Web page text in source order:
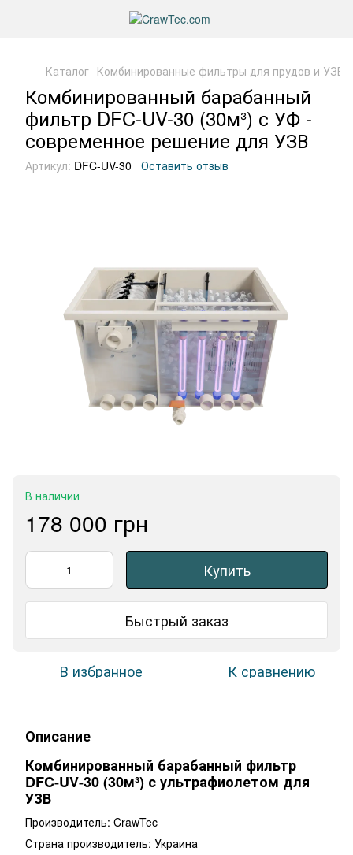
Каталог Комбинированные фильтры для прудов и УЗВ
Комбинированный барабанный
фильтр DFC-UV-30 (30м³) с УФ -
современное решение для УЗВ
Артикул: DFC-UV-30 Оставить отзыв
В наличии
178 000 грн
Купить
Быстрый заказ
В избранное К сравнению
Описание
Комбинированный барабанный фильтр
DFC-UV-30 (30м³) с ультрафиолетом для
УЗВ
Производитель: CrawTec
Страна производитель: Украина